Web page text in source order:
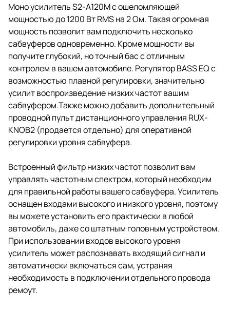
Моно усилитель S2-A120M с ошеломляющей
мощностью до 1200 Вт RMS на 2 Ом. Такая огромная
мощность позволит вам подключить несколько
сабвуферов одновременно. Кроме мощности вы
получите глубокий, но точный бас с отличным
контролем в вашем автомобиле. Регулятор BASS EQ с
возможностью плавной регулировки, значительно
усилит воспроизведение низких частот вашим
сабвуфером.Также можно добавить дополнительный
проводной пульт дистанционного управления RUX-
KNOB2 (продается отдельно) для оперативной
регулировки уровня сабвуфера.
Встроенный фильтр низких частот позволит вам
управлять частотным спектром, который необходим
для правильной работы вашего сабвуфера. Усилитель
оснащен входами высокого и низкого уровня, поэтому
вы можете установить его практически в любой
автомобиль, даже со штатным головным устройством.
При использовании входов высокого уровня
усилитель может распознавать входящий сигнал и
автоматически включаться сам, устраняя
необходимость в подключении отдельного провода
ремоут.